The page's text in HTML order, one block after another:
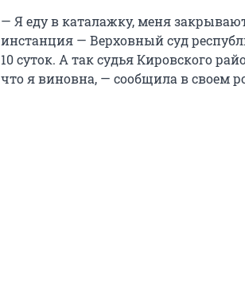
— Я еду в каталажку, меня
инстанция — Верховный суд
10 суток. А так судья Кировского
что я виновна, — сообщила в своем